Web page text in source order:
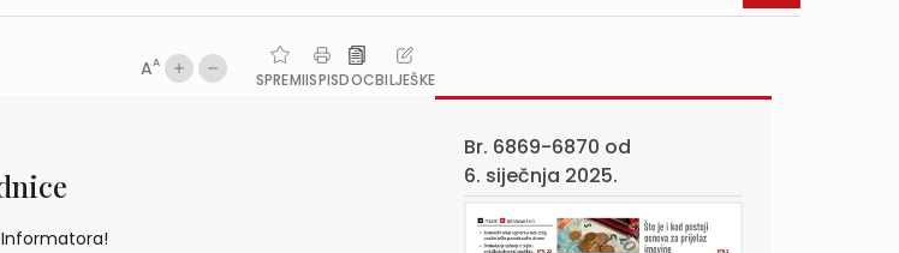
AA
SPREMIISPISDOCBILJEŠKE
Br. 6869-6870 od
6. siječnja 2025.